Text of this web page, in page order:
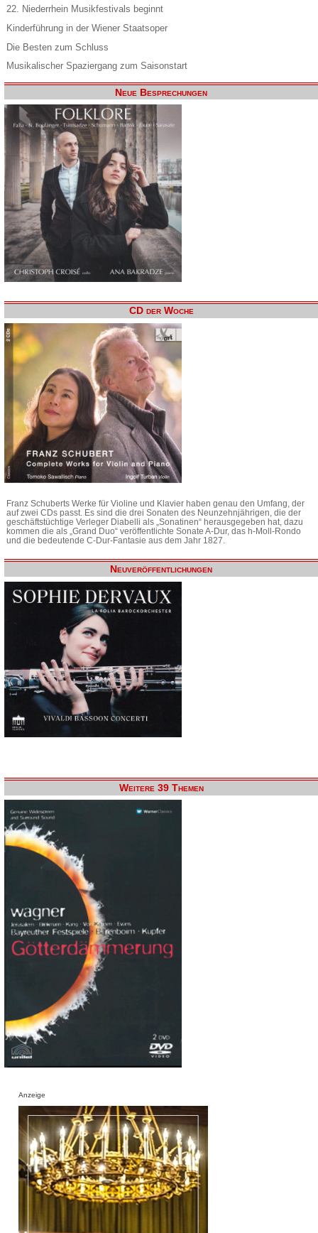
22. Niederrhein Musikfestivals beginnt
Kinderführung in der Wiener Staatsoper
Die Besten zum Schluss
Musikalischer Spaziergang zum Saisonstart
Neue Besprechungen
CD der Woche
Franz Schuberts Werke für Violine und Klavier haben genau den Umfang, der
auf zwei CDs passt. Es sind die drei Sonaten des Neunzehnjährigen, die der
geschäftstüchtige Verleger Diabelli als „Sonatinen“ herausgegeben hat, dazu
kommen die als „Grand Duo“ veröffentlichte Sonate A-Dur, das h-Moll-Rondo
und die bedeutende C-Dur-Fantasie aus dem Jahr 1827.
Neuveröffentlichungen
Weitere 39 Themen
Anzeige